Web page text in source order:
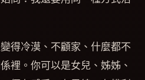
得冷漠、不顧家、什麼都不
裡。你可以是女兒、姊姊、